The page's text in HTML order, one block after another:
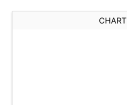
CHART